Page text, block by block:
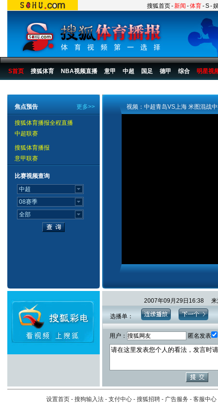
搜狐首页-新闻 -体育-S-
S首页 搜狐体育 NBA视频直播 意甲 中超 国足 德甲 综合 明星视
更多>>
焦点预告
搜狐体育播报全程直播
中超联赛
搜狐体育播报
意甲联赛
比赛视频查询
视频：中超青岛VS上海 米图混战
2007年09月29日16:38
选播单：
用户： 匿名发表
设置首页 - 搜狗输入法 - 支付中心 - 搜狐招聘 - 广告服务 - 客服中心